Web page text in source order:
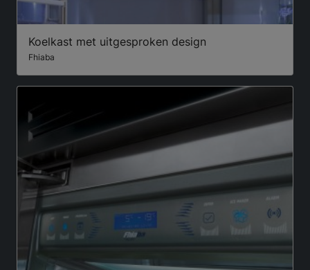
Koelkast met uitgesproken design
Fhiaba